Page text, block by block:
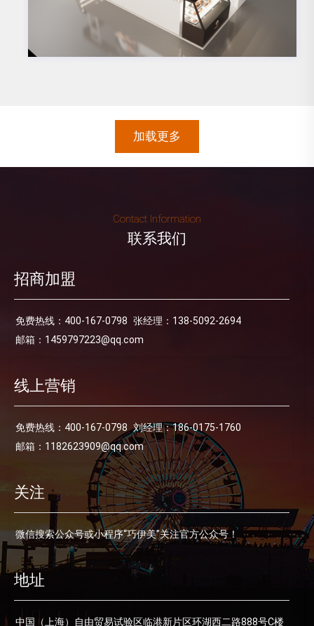
加载更多
Contact Information
联系我们
招商加盟
免费热线：400-167-0798 张经理：138-5092-2694
邮箱：1459797223@qq.com
线上营销
免费热线：400-167-0798 刘经理：186-0175-1760
邮箱：1182623909@qq.com
关注
微信搜索公众号或小程序“巧伊美”关注官方公众号！
地址
中国（上海）自由贸易试验区临港新片区环湖西二路888号C楼